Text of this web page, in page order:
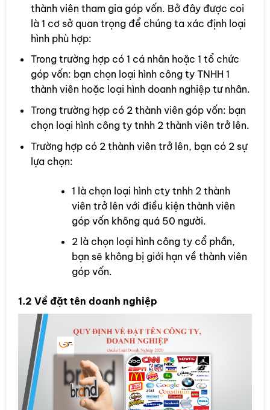
thành viên tham gia góp vốn. Bở đây được coi
là 1 cơ sở quan trọng để chúng ta xác định loại
hình phù hợp:
Trong trường hợp có 1 cá nhân hoặc 1 tổ chức
góp vốn: bạn chọn loại hình công ty TNHH 1
thành viên hoặc loại hình doanh nghiệp tư nhân.
Trong trường hợp có 2 thành viên góp vốn: bạn
chọn loại hình công ty tnhh 2 thành viên trở lên.
Trường hợp có 2 thành viên trở lên, bạn có 2 sự
lựa chọn:
1 là chọn loại hình cty tnhh 2 thành
viên trở lên với điều kiện thành viên
góp vốn không quá 50 người.
2 là chọn loại hình công ty cổ phần,
bạn sẽ không bị giới hạn về thành viên
góp vốn.
1.2 Về đặt tên doanh nghiệp